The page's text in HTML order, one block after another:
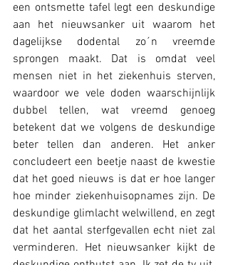
een ontsmette tafel legt een deskundige
aan het nieuwsanker uit waarom het
dagelijkse dodental zo´n vreemde
sprongen maakt. Dat is omdat veel
mensen niet in het ziekenhuis sterven,
waardoor we vele doden waarschijnlijk
dubbel tellen, wat vreemd genoeg
betekent dat we volgens de deskundige
beter tellen dan anderen. Het anker
concludeert een beetje naast de kwestie
dat het goed nieuws is dat er hoe langer
hoe minder ziekenhuisopnames zijn. De
deskundige glimlacht welwillend, en zegt
dat het aantal sterfgevallen echt niet zal
verminderen. Het nieuwsanker kijkt de